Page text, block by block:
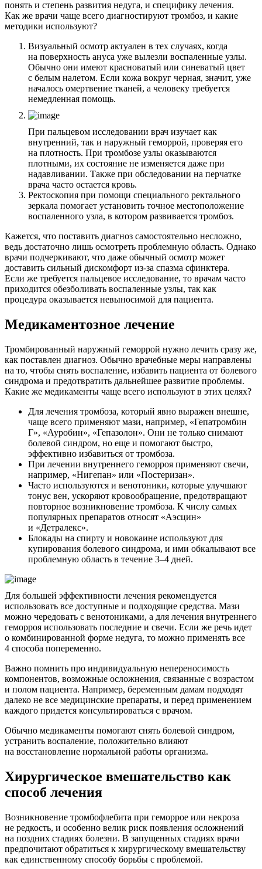
понять и степень развития недуга, и специфику лечения.
Как же врачи чаще всего диагностируют тромбоз, и какие
методики используют?
Визуальный осмотр актуален в тех случаях, когда
на поверхность ануса уже вылезли воспаленные узлы.
Обычно они имеют красноватый или синеватый цвет
с белым налетом. Если кожа вокруг черная, значит, уже
началось омертвение тканей, а человеку требуется
немедленная помощь.
При пальцевом исследовании врач изучает как
внутренний, так и наружный геморрой, проверяя его
на плотность. При тромбозе узлы оказываются
плотными, их состояние не изменяется даже при
надавливании. Также при обследовании на перчатке
врача часто остается кровь.
Ректоскопия при помощи специального ректального
зеркала помогает установить точное местоположение
воспаленного узла, в котором развивается тромбоз.
Кажется, что поставить диагноз самостоятельно несложно,
ведь достаточно лишь осмотреть проблемную область. Однако
врачи подчеркивают, что даже обычный осмотр может
доставить сильный дискомфорт из-за спазма сфинктера.
Если же требуется пальцевое исследование, то врачам часто
приходится обезболивать воспаленные узлы, так как
процедура оказывается невыносимой для пациента.
Медикаментозное лечение
Тромбированный наружный геморрой нужно лечить сразу же,
как поставлен диагноз. Обычно врачебные меры направлены
на то, чтобы снять воспаление, избавить пациента от болевого
синдрома и предотвратить дальнейшее развитие проблемы.
Какие же медикаменты чаще всего используют в этих целях?
Для лечения тромбоза, который явно выражен внешне,
чаще всего применяют мази, например, «Гепатромбин
Г», «Ауробин», «Гепазолон». Они не только снимают
болевой синдром, но еще и помогают быстро,
эффективно избавиться от тромбоза.
При лечении внутреннего геморроя применяют свечи,
например, «Нигепан» или «Постеризан».
Часто используются и венотоники, которые улучшают
тонус вен, ускоряют кровообращение, предотвращают
повторное возникновение тромбоза. К числу самых
популярных препаратов относят «Аэсцин»
и «Детралекс».
Блокады на спирту и новокаине используют для
купирования болевого синдрома, и ими обкалывают все
проблемную область в течение 3–4 дней.
Для большей эффективности лечения рекомендуется
использовать все доступные и подходящие средства. Мази
можно чередовать с венотониками, а для лечения внутреннего
геморроя использовать последние и свечи. Если же речь идет
о комбинированной форме недуга, то можно применять все
4 способа попеременно.
Важно помнить про индивидуальную непереносимость
компонентов, возможные осложнения, связанные с возрастом
и полом пациента. Например, беременным дамам подходят
далеко не все медицинские препараты, и перед применением
каждого придется консультироваться с врачом.
Обычно медикаменты помогают снять болевой синдром,
устранить воспаление, положительно влияют
на восстановление нормальной работы организма.
Хирургическое вмешательство как
способ лечения
Возникновение тромбофлебита при геморрое или некроза
не редкость, и особенно велик риск появления осложнений
на поздних стадиях болезни. В запущенных стадиях врачи
предпочитают обратиться к хирургическому вмешательству
как единственному способу борьбы с проблемой.